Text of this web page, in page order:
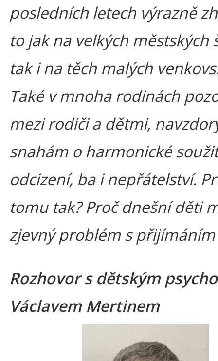
posledních letech výrazně
to jak na velkých městských
tak i na těch malých
Také v mnoha rodinách
mezi rodiči a dětmi,
snahám o harmonické
odcizení, ba i nepřátelství.
tomu tak? Proč dnešní děti
zjevný problém s
Rozhovor s dětským
Václavem Mertinem